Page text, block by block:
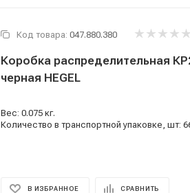
Код товара: 047.880.380
Коробка распределительная
черная HEGEL
Вес: 0.075 кг.
Количество в транспортной упаковке, шт:
В ИЗБРАННОЕ СРАВНИТЬ